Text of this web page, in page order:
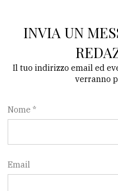
INVIA UN
Il tuo indirizzo email ed
verranno
Nome *
Email